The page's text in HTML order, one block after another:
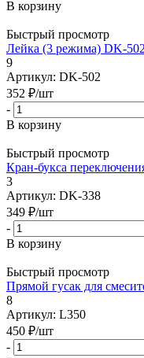
В корзину
Быстрый просмотр
Лейка (3 режима) DK-
9
Артикул: DK-502
352 ₽/шт
-
В корзину
Быстрый просмотр
Кран-букса
3
Артикул: DK-338
349 ₽/шт
-
В корзину
Быстрый просмотр
Прямой гусак для
8
Артикул: L350
450 ₽/шт
-